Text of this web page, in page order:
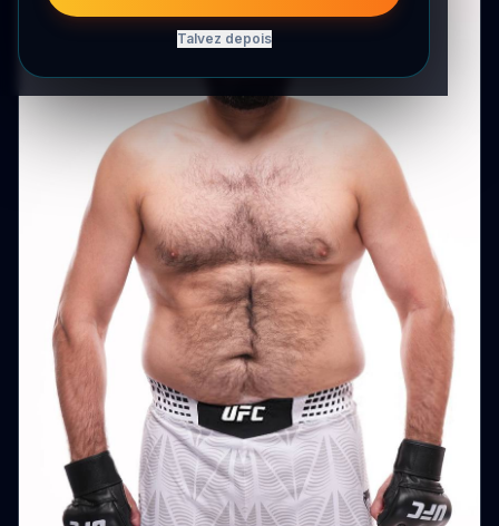
Talvez depois